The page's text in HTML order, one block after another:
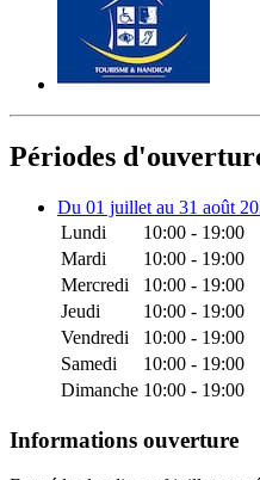
Périodes
Du 01 juillet au 31 août
Lundi
10:00 - 19:00
Mardi
10:00 - 19:00
Mercredi
10:00 - 19:00
Jeudi
10:00 - 19:00
Vendredi
10:00 - 19:00
Samedi
10:00 - 19:00
Dimanche 10:00 - 19:00
Informations ouverture